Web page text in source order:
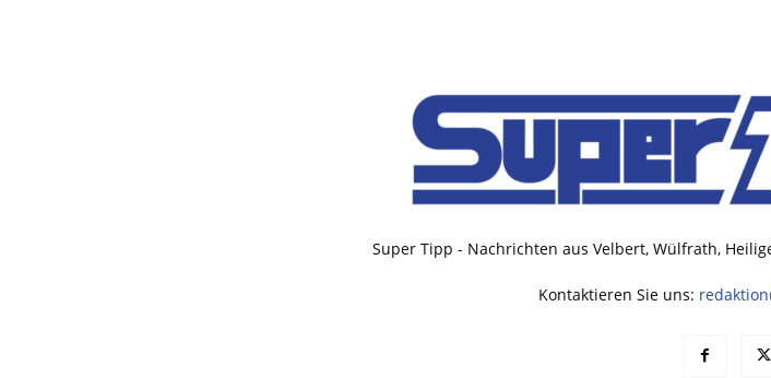
Super Tipp - Nachrichten aus Velbert, Wülfrath,
Kontaktieren Sie uns: